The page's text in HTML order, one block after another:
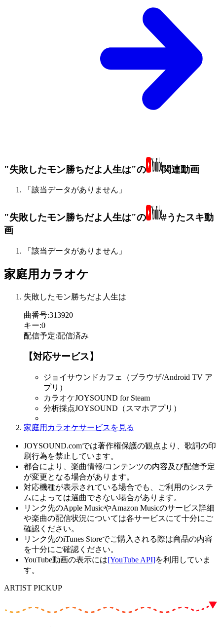
"失敗したモン勝ちだよ人生は"の 関連動画
「該当データがありません」
"失敗したモン勝ちだよ人生は"の
#うたスキ動
画
「該当データがありません」
家庭用カラオケ
失敗したモン勝ちだよ人生は
曲番号:313920
キー:0
配信予定:配信済み
【対応サービス】
ジョイサウンドカフェ（ブラウザ/Android TV ア
プリ）
カラオケJOYSOUND for Steam
分析採点JOYSOUND（スマホアプリ）
家庭用カラオケサービスを見る
JOYSOUND.comでは著作権保護の観点より、歌詞の印
刷行為を禁止しています。
都合により、楽曲情報/コンテンツの内容及び配信予定
が変更となる場合があります。
対応機種が表示されている場合でも、ご利用のシステ
ムによっては選曲できない場合があります。
リンク先のApple MusicやAmazon Musicのサービス詳細
や楽曲の配信状況については各サービスにて十分にご
確認ください。
リンク先のiTunes Storeでご購入される際は商品の内容
を十分にご確認ください。
YouTube動画の表示には[YouTube API]を利用していま
す。
ARTIST PICKUP